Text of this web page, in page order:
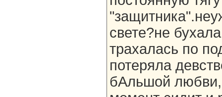
свете?не
трахалась по
потеряла
бАльшой